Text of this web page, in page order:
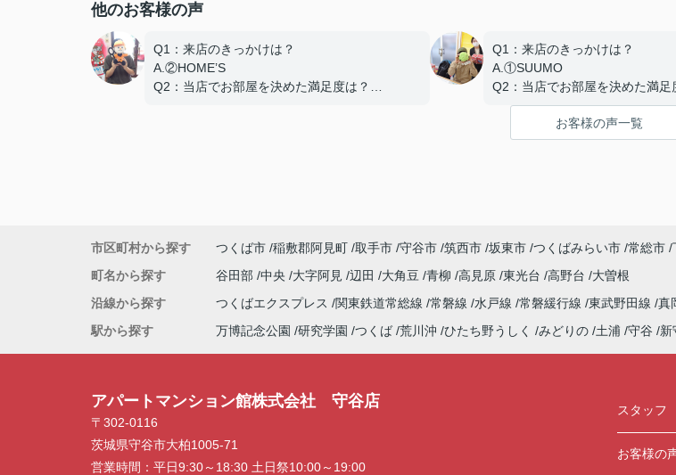
他のお客様の声
Q1：来店のきっかけは？
A.②HOME’S
Q2：当店でお部屋を決めた満足度は？
Q1：来店のきっかけは？
A.①SUUMO
Q2：当店でお部屋を決めた満足
A.とても良い
Q3：物件の決め手となったポイ
D.築年数 G.その他（場所）
お客様の声一覧
市区町村から探す つくば市 稲敷郡阿見町 取手市 守谷市 筑西市 坂東市 つくばみらい市 常総市
町名から探す
谷田部 中央 大字阿見 辺田 大角豆 青柳 高見原 東光台 高野台
大曽根
沿線から探す
つくばエクスプレス 関東鉄道常総線 常磐線 水戸線 常磐緩行線 東武野田線 真
駅から探す
万博記念公園 研究学園 つくば 荒川沖 ひたち野うしく みどりの 土浦 守谷 新
アパートマンション館株式会社 守谷店
〒302-0116
茨城県守谷市大柏1005-71
営業時間： 平日9:30～18:30 土日祭10:00～19:00
スタッフ
お客様の